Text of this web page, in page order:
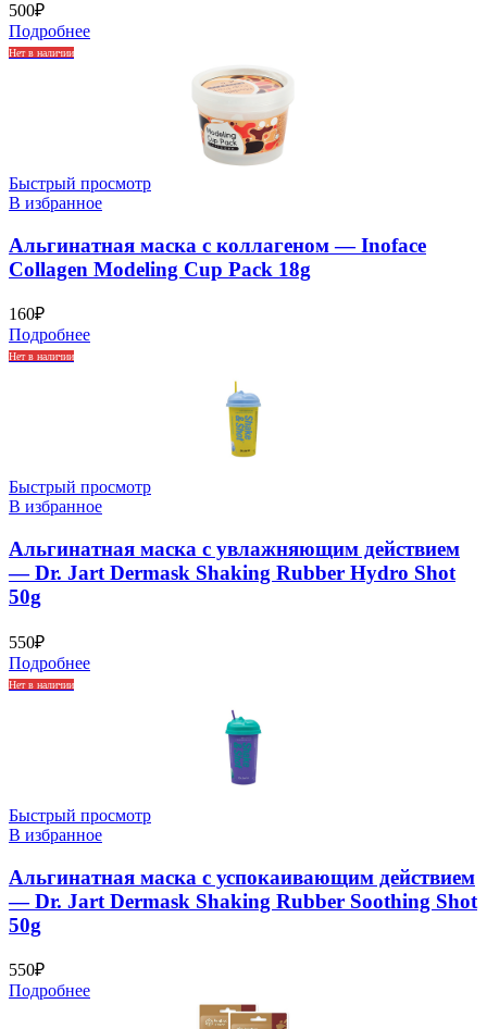
500₽
Подробнее
Нет в наличии
Быстрый просмотр
В избранное
Альгинатная маска с коллагеном — Inoface
Collagen Modeling Cup Pack 18g
160₽
Подробнее
Нет в наличии
Быстрый просмотр
В избранное
Альгинатная маска с увлажняющим действием
— Dr. Jart Dermask Shaking Rubber Hydro Shot
50g
550₽
Подробнее
Нет в наличии
Быстрый просмотр
В избранное
Альгинатная маска с успокаивающим действием
— Dr. Jart Dermask Shaking Rubber Soothing Shot
50g
550₽
Подробнее